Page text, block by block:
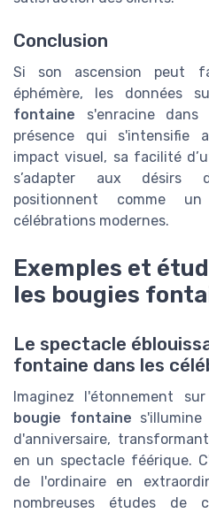
Conclusion
Si son ascension peut
éphémère, les données
fontaine s'enracine
présence qui s'intensifie
impact visuel, sa facilité
s’adapter aux désirs
positionnent comme
célébrations modernes.
Exemples et
les bougies
Le spectacle
fontaine dans les
Imaginez l'étonnement
bougie fontaine
d'anniversaire,
en un spectacle féérique.
de l'ordinaire en
nombreuses études de